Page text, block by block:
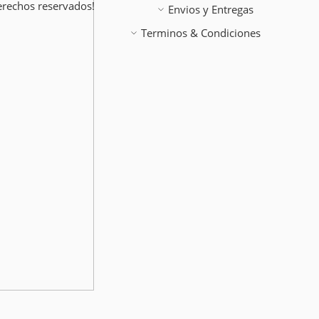
reservados!
Envios y Entregas
Terminos & Condiciones